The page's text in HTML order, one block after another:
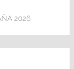
2026